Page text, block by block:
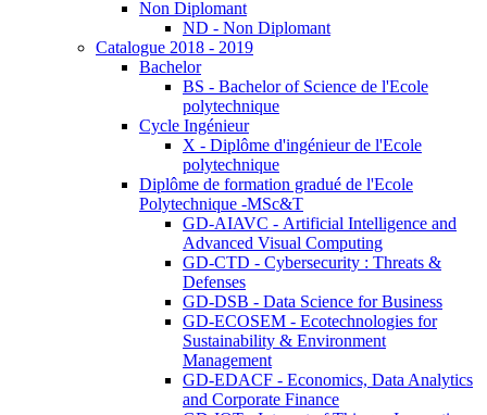
Non Diplomant
ND - Non Diplomant
Catalogue 2018 - 2019
Bachelor
BS - Bachelor of Science de l'Ecole
polytechnique
Cycle Ingénieur
X - Diplôme d'ingénieur de l'Ecole
polytechnique
Diplôme de formation gradué de l'Ecole
Polytechnique -MSc&T
GD-AIAVC - Artificial Intelligence and
Advanced Visual Computing
GD-CTD - Cybersecurity : Threats &
Defenses
GD-DSB - Data Science for Business
GD-ECOSEM - Ecotechnologies for
Sustainability & Environment
Management
GD-EDACF - Economics, Data Analytics
and Corporate Finance